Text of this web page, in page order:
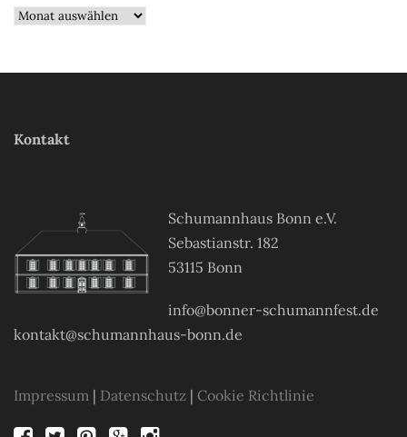
Kontakt
Schumannhaus Bonn e.V.
Sebastianstr. 182
53115 Bonn
info@bonner-schumannfest.de
kontakt@schumannhaus-bonn.de
Impressum | Datenschutz | Cookie Richtlinie